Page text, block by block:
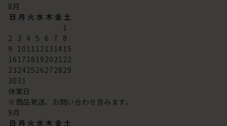
8 月
日 月 火 水 木 金 土
1
2 3 4 5 6 7 8
9
10 11 12 13 14 15
16 17 18 192021 22
23242526272829
3031
休業日
※商品発送、お問い合わせ含みます。
9 月
日 月 火 水 木 金 土